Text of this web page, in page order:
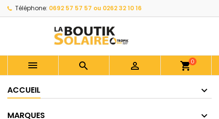
Téléphone: 0692 57 57 57 ou 0262 32 10 16
   shopping_cart0
ACCUEIL
MARQUES